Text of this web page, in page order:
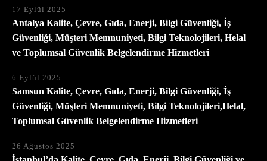
17 Eylül 2025
Antalya Kalite, Çevre, Gıda, Enerji, Bilgi Güvenliği, İş
Güvenliği, Müşteri Memnuniyeti, Bilgi Teknolojileri, Helal
ve Toplumsal Güvenlik Belgelendirme Hizmetleri
6 Eylül 2025
Samsun Kalite, Çevre, Gıda, Enerji, Bilgi Güvenliği, İş
Güvenliği, Müşteri Memnuniyeti, Bilgi Teknolojileri,Helal,
Toplumsal Güvenlik Belgelendirme Hizmetleri
26 Ağustos 2025